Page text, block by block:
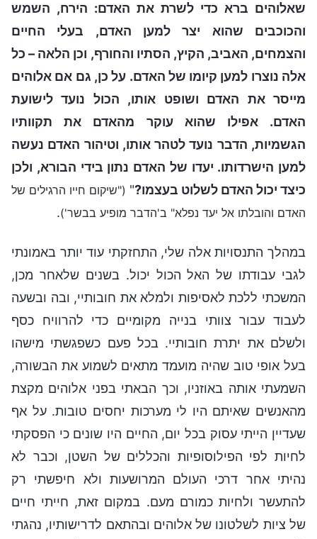
שאלוהים ברא כדי לשרת את האדם: הירח, השמש
והכוכבים שהוא יצר למען האדם, בעלי החיים
והצמחים, האביב, הקיץ, הסתיו והחורף, וכן הלאה – כל
אלה נוצרו למען קיומו של האדם. על כן, גם אם אלוהים
מייסר את האדם ושופט אותו, הכול נועד לישועת
האדם. אפילו שהוא עוקר מהאדם את תקוותיו
הגשמיות, הדבר נועד לטהר אותו, וטיהור האדם נעשה
למען הישרדותו. יעדו של האדם נתון בידי הבורא, ולכן
כיצד יכול האדם לשלוט בעצמו?" ("שיקום חייו הרגילים של
האדם והובלתו אל יעד נפלא" ב'הדבר מופיע בבשר').
במהלך התנסויות אלה שלי, התחזקתי עוד יותר באמונתי
לגבי עבודתו של האל הכול יכול. בשנים שלאחר מכן,
המשכתי ללכת לאסיפות ולמלא את חובותיי, ובה ובשעה
לעבוד עבור צוותי בנייה מקומיים כדי להרוויח כסף
ולשלם את יתרת חובותיי. בכל פעם כשפגשתי מישהו
בעל אופי טוב שהיה מועמד מתאים לשמוע את הבשורה,
השמעתי אותה באוזניו, וכך הבאתי בפני אלוהים מקצת
מהאנשים שאיתם היו לי מערכות יחסים טובות. על אף
שעדיין הייתי עסוק בכל יום, החיים היו שונים כי הפסקתי
לחיות לפי הפילוסופיות והכללים של השטן, וכבר לא
נהיתי אחר דרכי העולם המרושעות ולא חיפשתי רק
להתעשר ולחיות כמורם מעם. במקום זאת, חייתי חיים
של ציות לשלטונו של אלוהים ובהתאם לדרישותיו, נהגתי